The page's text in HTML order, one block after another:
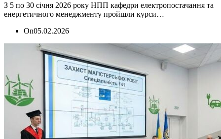
З 5 по 30 січня 2026 року НПП кафедри електропостачання та
енергетичного менеджменту пройшли курси…
On05.02.2026